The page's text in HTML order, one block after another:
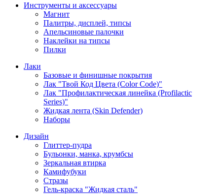
Инструменты и аксессуары
Магнит
Палитры, дисплей, типсы
Апельсиновые палочки
Наклейки на типсы
Пилки
Лаки
Базовые и финишные покрытия
Лак "Твой Код Цвета (Color Code)"
Лак "Профилактическая линейка (Profilactic
Series)"
Жидкая лента (Skin Defender)
Наборы
Дизайн
Глиттер-пудра
Бульонки, манка, крумбсы
Зеркальная втирка
Камифубуки
Стразы
Гель-краска "Жидкая сталь"